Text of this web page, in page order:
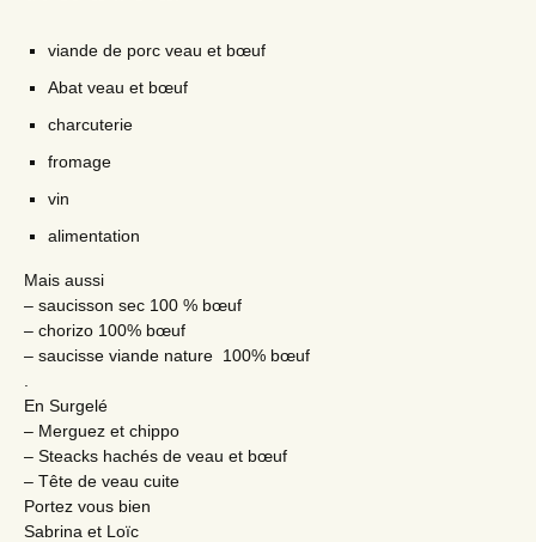
viande de porc veau et bœuf
Abat veau et bœuf
charcuterie
fromage
vin
alimentation
Mais aussi
– saucisson sec 100 % bœuf
– chorizo 100% bœuf
– saucisse viande nature 100% bœuf
En Surgelé
– Merguez et chippo
– Steacks hachés de veau et bœuf
– Tête de veau cuite
Portez vous bien
Sabrina et Loïc